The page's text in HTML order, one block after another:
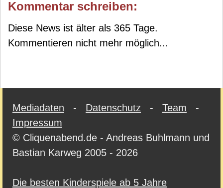
Kommentar schreiben:
Diese News ist älter als 365 Tage.
Kommentieren nicht mehr möglich...
Mediadaten - Datenschutz - Team -
Impressum
© Cliquenabend.de - Andreas Buhlmann und
Bastian Karweg 2005 - 2026
Die besten Kinderspiele ab 5 Jahre